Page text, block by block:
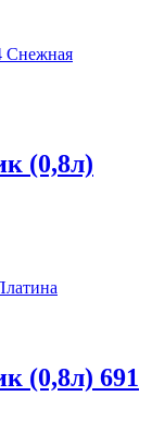
(0,8л)
(0,8л) 691